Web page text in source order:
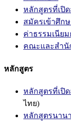
หลักสูตรที่เปิ
สมัครเข้าศึก
ค่าธรรมเนีย
คณะและสำนั
หลักสูตร
หลักสูตรที่เปิ
ไทย)
หลักสูตรนาน